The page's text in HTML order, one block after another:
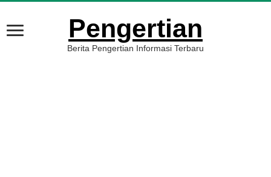
Pengertian
Berita Pengertian Informasi Terbaru